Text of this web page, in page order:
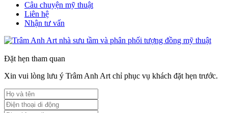
Câu chuyện mỹ thuật
Liên hệ
Nhận tư vấn
Đặt hẹn tham quan
Xin vui lòng lưu ý Trâm Anh Art chỉ phục vụ khách đặt hẹn trước.